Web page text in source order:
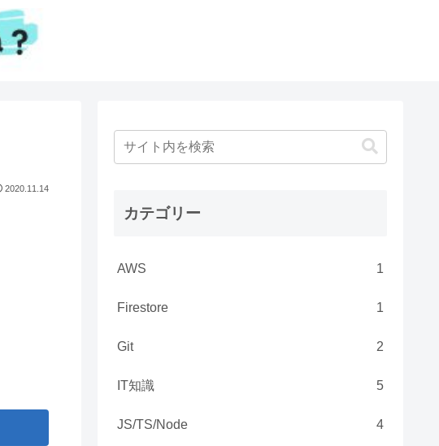
2020.11.14
カテゴリー
AWS 1
Firestore 1
Git 2
IT知識 5
JS/TS/Node 4